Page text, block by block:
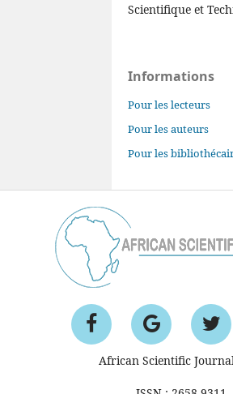
Scientifique et
Informations
Pour les lecteurs
Pour les auteurs
Pour les
African Scientific